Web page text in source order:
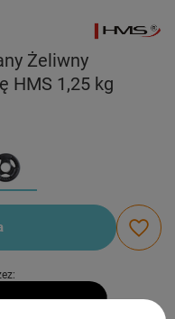
Żeliwny
HMS 1,25 kg